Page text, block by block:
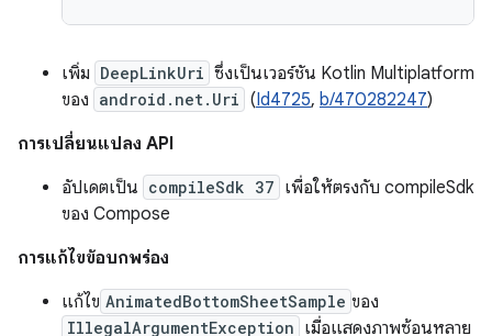
เพิ่ม DeepLinkUri ซึ่งเป็นเวอร์ชัน Kotlin Multiplatform
ของ android.net.Uri (Id4725, b/470282247)
การเปลี่ยนแปลง API
อัปเดตเป็น compileSdk 37 เพื่อให้ตรงกับ compileSdk
ของ Compose
การแก้ไขข้อบกพร่อง
แก้ไข AnimatedBottomSheetSample ของ
IllegalArgumentException เมื่อแสดงภาพซ้อนหลาย